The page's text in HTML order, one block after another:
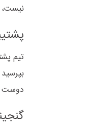
نیست،
تیم
دوست